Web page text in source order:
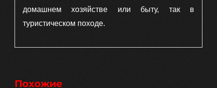
домашнем хозяйстве или быту, так в
туристическом походе.
Похожие